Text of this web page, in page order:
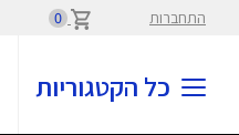
התחברות 0
כל הקטגוריות